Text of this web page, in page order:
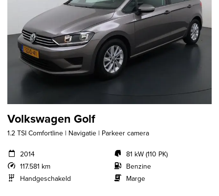
Volkswagen Golf
1.2 TSI Comfortline | Navigatie | Parkeer camera
2014
117.581 km
Handgeschakeld
81 kW (110 PK)
Benzine
Marge